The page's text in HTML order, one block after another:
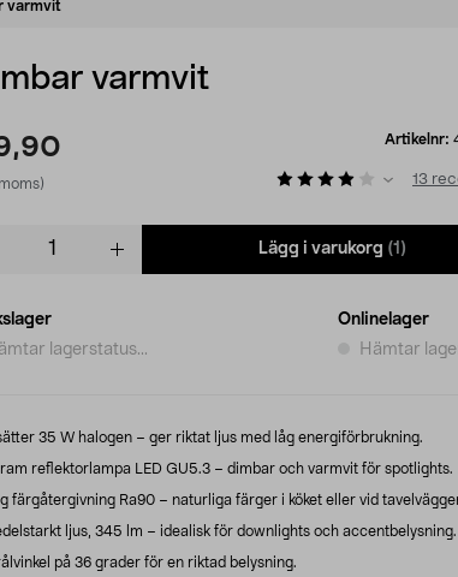
varmvit
varmvit
Artikelnr:
13
Lägg i varukorg (1)
lagerstatus...
Onlinelager
Hämtar
35 W halogen – ger riktat ljus med låg energiförbrukning.
reflektorlampa LED GU5.3 – dimbar och varmvit för spotlights.
färgåtergivning Ra90 – naturliga färger i köket eller vid
ljus, 345 lm – idealisk för downlights och accentbelysning.
på 36 grader för en riktad belysning.